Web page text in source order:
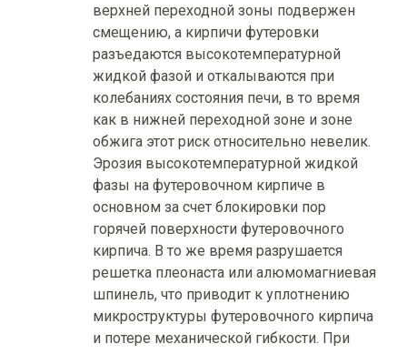
верхней переходной зоны подвержен
смещению, а кирпичи футеровки
разъедаются высокотемпературной
жидкой фазой и откалываются при
колебаниях состояния печи, в то время
как в нижней переходной зоне и зоне
обжига этот риск относительно невелик.
Эрозия высокотемпературной жидкой
фазы на футеровочном кирпиче в
основном за счет блокировки пор
горячей поверхности футеровочного
кирпича. В то же время разрушается
решетка плеонаста или алюмомагниевая
шпинель, что приводит к уплотнению
микроструктуры футеровочного кирпича
и потере механической гибкости. При